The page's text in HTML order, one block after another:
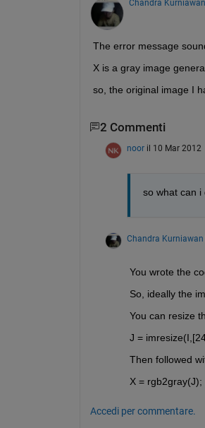
Chandra Kurniawan
The error message
X is a gray image
so, the original image I
2 Commenti
noor il 10 Mar 2012
so what can i
Chandra Kurniawan
You wrote the
So, ideally the
You can resize
J =
Then followed
X = rgb2gray(J);
Accedi per commentare.